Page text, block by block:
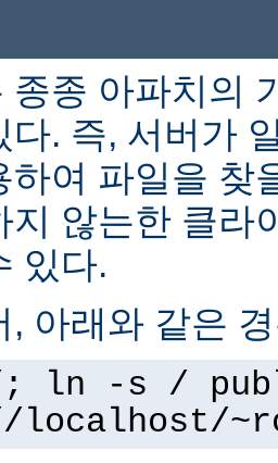
종종 아파치의
다. 즉, 서버가
하여 파일을 찾
지 않는한 클라
있다.
, 아래와 같은
ln -s /